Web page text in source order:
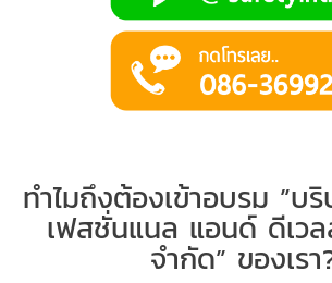
ทำไมถึงต้องเข้าอบรม ”บ
เฟสชั่นแนล แอนด์ ดีเว
จำกัด” ของเรา